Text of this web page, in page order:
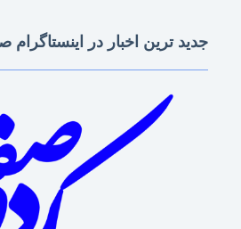
جدید ترین اخبار در